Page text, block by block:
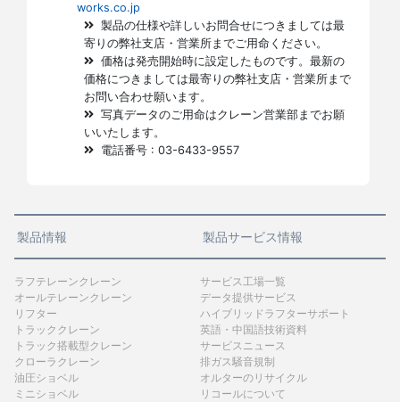
works.co.jp
製品の仕様や詳しいお問合せにつきましては最
寄りの弊社支店・営業所までご用命ください。
価格は発売開始時に設定したものです。最新の
価格につきましては最寄りの弊社支店・営業所まで
お問い合わせ願います。
写真データのご用命はクレーン営業部までお願
いいたします。
電話番号 : 03-6433-9557
製品情報
ラフテレーンクレーン
オールテレーンクレーン
リフター
トラッククレーン
トラック搭載型クレーン
クローラクレーン
油圧ショベル
ミニショベル
製品サービス情報
サービス工場一覧
データ提供サービス
ハイブリッドラフターサポート
英語・中国語技術資料
サービスニュース
排ガス騒音規制
オルターのリサイクル
リコールについて